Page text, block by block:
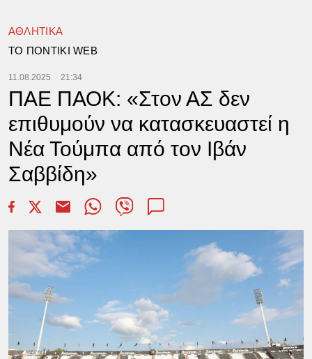
ΑΘΛΗΤΙΚΑ
TΟ ΠΟΝΤΙΚΙ WEB
11.08.2025 21:34
ΠΑΕ ΠΑΟΚ: «Στον ΑΣ δεν
επιθυμούν να κατασκευαστεί η
Νέα Τούμπα από τον Ιβάν
Σαββίδη»